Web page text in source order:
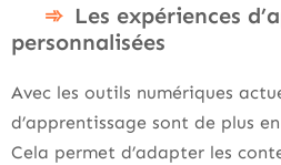
Les expériences
personnalisées
Avec les outils numériques
d’apprentissage sont de plus
Cela permet d’adapter les